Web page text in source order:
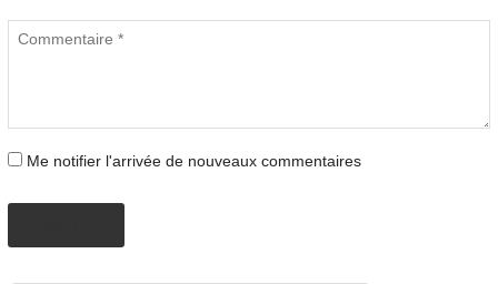
Me notifier l'arrivée de nouveaux commentaires